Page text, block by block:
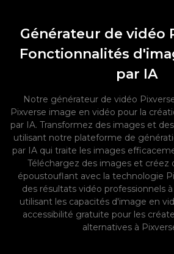
Générateur de vidéo
Fonctionnalités
par IA
Notre générateur de vidéo
Pixverse image en vidéo pour la
par IA. Transformez des images et
utilisant notre plateforme de
par IA qui traite les images
Téléchargez des images et créez
époustouflant avec la technologie
des résultats vidéo professionnels
utilisant les capacités d'image en
accessibilité gratuite pour les
alternatives à